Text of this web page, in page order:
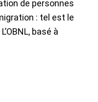
de personnes
: tel est le
basé à